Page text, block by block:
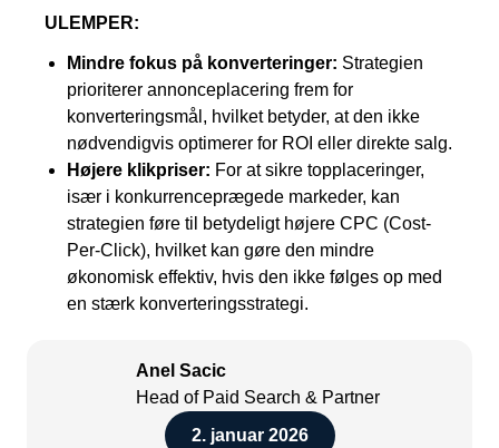
ULEMPER:
Mindre fokus på konverteringer: Strategien
prioriterer annonceplacering frem for
konverteringsmål, hvilket betyder, at den ikke
nødvendigvis optimerer for ROI eller direkte salg.
Højere klikpriser: For at sikre topplaceringer,
især i konkurrenceprægede markeder, kan
strategien føre til betydeligt højere CPC (Cost-
Per-Click), hvilket kan gøre den mindre
økonomisk effektiv, hvis den ikke følges op med
en stærk konverteringsstrategi.
Anel Sacic
Head of Paid Search & Partner
2. januar 2026